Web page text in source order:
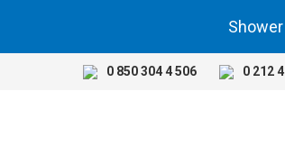
Shower
0 850 304 4 506 0 212